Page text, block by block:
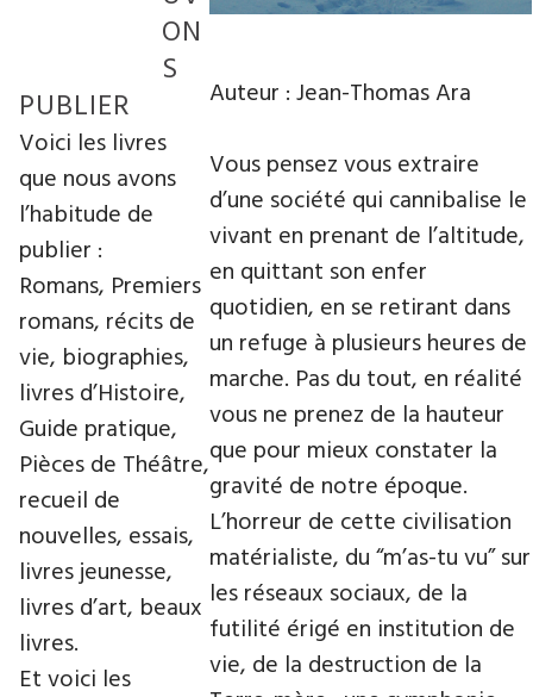
Auteur : Jean-Thomas Ara
Vous pensez vous extraire
d’une société qui cannibalise le
vivant en prenant de l’altitude,
en quittant son enfer
quotidien, en se retirant dans
un refuge à plusieurs heures de
marche. Pas du tout, en réalité
vous ne prenez de la hauteur
que pour mieux constater la
gravité de notre époque.
L’horreur de cette civilisation
matérialiste, du “m’as-tu vu” sur
les réseaux sociaux, de la
futilité érigé en institution de
vie, de la destruction de la
ON
S
PUBLIER
Voici les livres
que nous avons
l’habitude de
publier :
Romans, Premiers
romans, récits de
vie, biographies,
livres d’Histoire,
Guide pratique,
Pièces de Théâtre,
recueil de
nouvelles, essais,
livres jeunesse,
livres d’art, beaux
livres.
Et voici les